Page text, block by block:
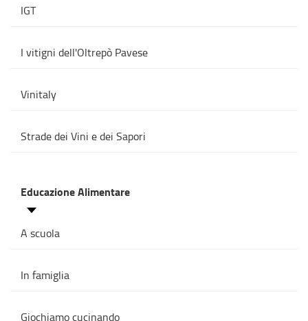
IGT
I vitigni dell'Oltrepò Pavese
Vinitaly
Strade dei Vini e dei Sapori
Educazione Alimentare
A scuola
In famiglia
Giochiamo cucinando